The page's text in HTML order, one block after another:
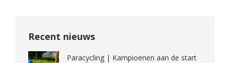
Recent nieuws
Paracycling | Kampioenen aan de start